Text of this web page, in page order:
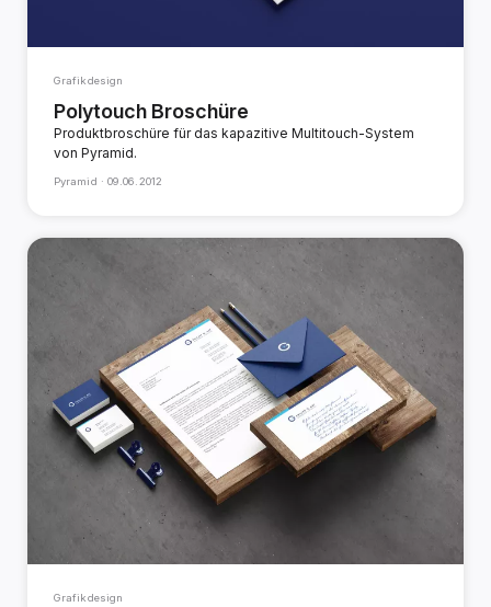
Grafikdesign
Polytouch Broschüre
Produktbroschüre für das kapazitive Multitouch-System
von Pyramid.
Pyramid · 09.06.2012
Grafikdesign